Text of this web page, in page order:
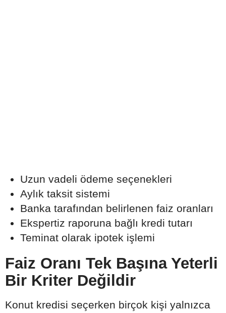
Uzun vadeli ödeme seçenekleri
Aylık taksit sistemi
Banka tarafından belirlenen faiz oranları
Ekspertiz raporuna bağlı kredi tutarı
Teminat olarak ipotek işlemi
Faiz Oranı Tek Başına Yeterli
Bir Kriter Değildir
Konut kredisi seçerken birçok kişi yalnızca